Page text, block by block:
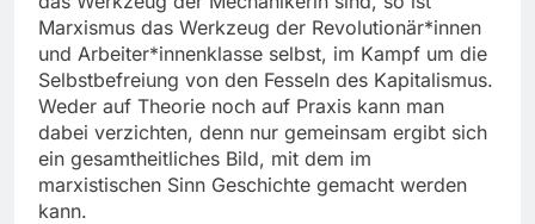
Marxismus das Werkzeug der Revolutionär*innen
und Arbeiter*innenklasse selbst, im Kampf um die
Selbstbefreiung von den Fesseln des Kapitalismus.
Weder auf Theorie noch auf Praxis kann man
dabei verzichten, denn nur gemeinsam ergibt sich
ein gesamtheitliches Bild, mit dem im
marxistischen Sinn Geschichte gemacht werden
kann.